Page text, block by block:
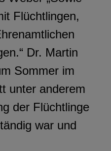
Flüchtlingen,
Dr. Martin
Sommer im
unter anderem
der Flüchtlinge
war und